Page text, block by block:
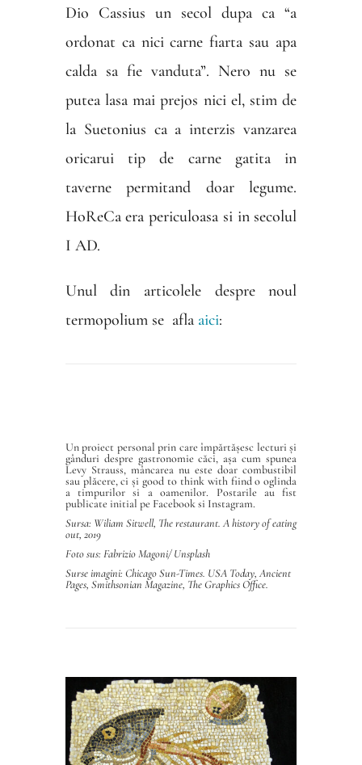
Dio Cassius un secol dupa ca “a
ordonat ca nici carne fiarta sau apa
calda sa fie vanduta”. Nero nu se
putea lasa mai prejos nici el, stim de
la Suetonius ca a interzis vanzarea
oricarui tip de carne gatita in
taverne permitand doar legume.
HoReCa era periculoasa si in secolul
I AD.
Unul din articolele despre noul
termopolium se afla aici:
Un proiect personal prin care împărtășesc lecturi și
gânduri despre gastronomie căci, așa cum spunea
Levy Strauss, mâncarea nu este doar combustibil
sau plăcere, ci și good to think with fiind o oglinda
a timpurilor si a oamenilor. Postarile au fist
publicate initial pe Facebook si Instagram.
Sursa: Wiliam Sitwell, The restaurant. A history of eating
out, 2019
Foto sus: Fabrizio Magoni/Unsplash
Surse imagini: Chicago Sun-Times. USA Today, Ancient
Pages, Smithsonian Magazine, The Graphics Office.